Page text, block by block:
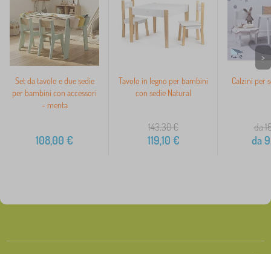
Set da tavolo e due sedie
per bambini con accessori
- menta
108,00 €
Tavolo in legno per bambini
con sedie Natural
143,30€
119,10 €
Calzini per
da
da
>